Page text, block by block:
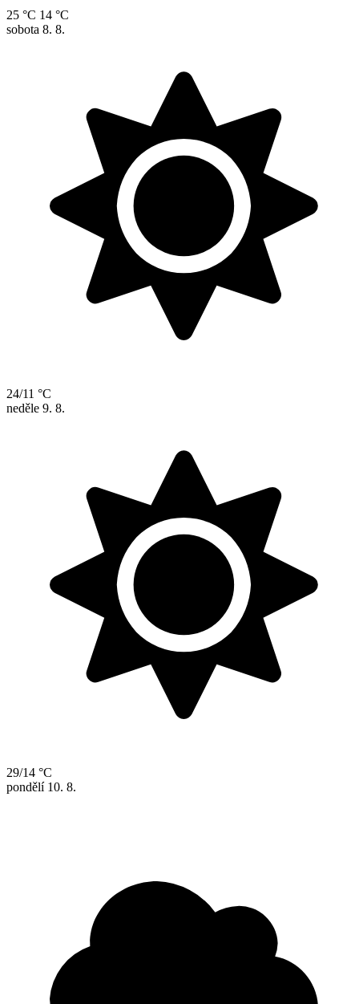
25 °C 14 °C
sobota 8. 8.
24/11 °C
neděle 9. 8.
29/14 °C
pondělí 10. 8.